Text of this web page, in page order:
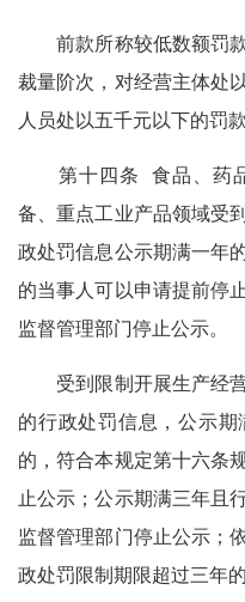
前款所称较低数额罚款
裁量阶次，对经营主体处
人员处以五千元以下的罚款
第十四条 食品、药品
备、重点工业产品领域受
政处罚信息公示期满一年
的当事人可以申请提前停
监督管理部门停止公示。
受到限制开展生产经营
的行政处罚信息，公示
的，符合本规定第十六条
止公示；公示期满三年且
监督管理部门停止公示；
政处罚限制期限超过三年